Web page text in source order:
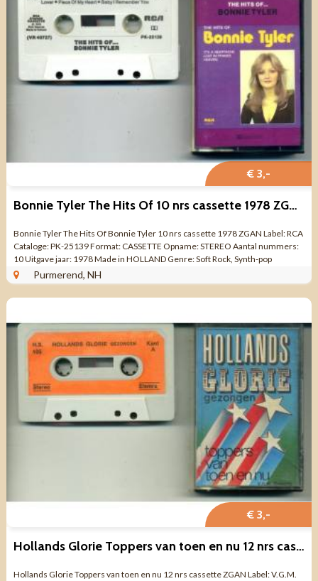
€ 3,-
Bonnie Tyler The Hits Of 10 nrs cassette 1978 ZGAN
Bonnie Tyler The Hits Of Bonnie Tyler 10 nrs cassette 1978 ZGAN Label: RCA
Cataloge: PK-25139 Format: CASSETTE Opname: STEREO Aantal nummers:
10 Uitgave jaar: 1978 Made in HOLLAND Genre: Soft Rock, Synth-pop
Kwaliteit: ZO GOED ...
Purmerend, NH
€ 3,-
Hollands Glorie Toppers van toen en nu 12 nrs cassette ZGAN
Hollands Glorie Toppers van toen en nu 12 nrs cassette ZGAN Label: V.G.M.